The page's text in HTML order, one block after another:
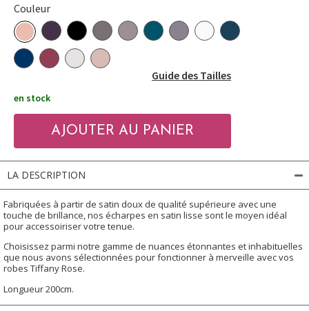
Couleur
Guide des Tailles
en stock
LA DESCRIPTION
Fabriquées à partir de satin doux de qualité supérieure avec une
touche de brillance, nos écharpes en satin lisse sont le moyen idéal
pour accessoiriser votre tenue.
Choisissez parmi notre gamme de nuances étonnantes et inhabituelles
que nous avons sélectionnées pour fonctionner à merveille avec vos
robes Tiffany Rose.
Longueur 200cm.